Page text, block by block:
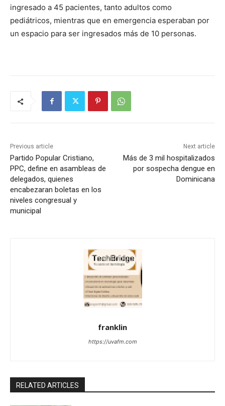
ingresado a 45 pacientes, tanto adultos como
pediátricos, mientras que en emergencia esperaban por
un espacio para ser ingresados ​​más de 10 personas.
Previous article
Partido Popular Cristiano,
PPC, define en asambleas de
delegados, quienes
encabezaran boletas en los
niveles congresual y
municipal
Next article
Más de 3 mil hospitalizados
por sospecha dengue en
Dominicana
franklin
https://uvafm.com
RELATED ARTICLES